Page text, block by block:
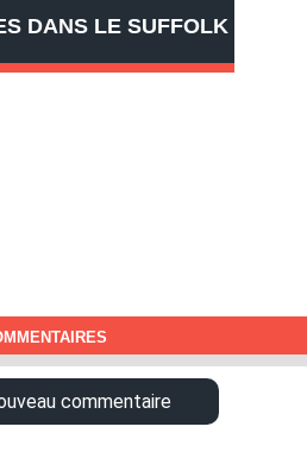
DANS LE SUFFOLK
commentaire